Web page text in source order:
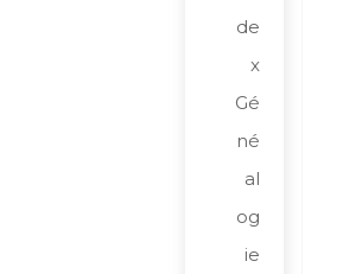
de
x
Gé
né
al
og
ie